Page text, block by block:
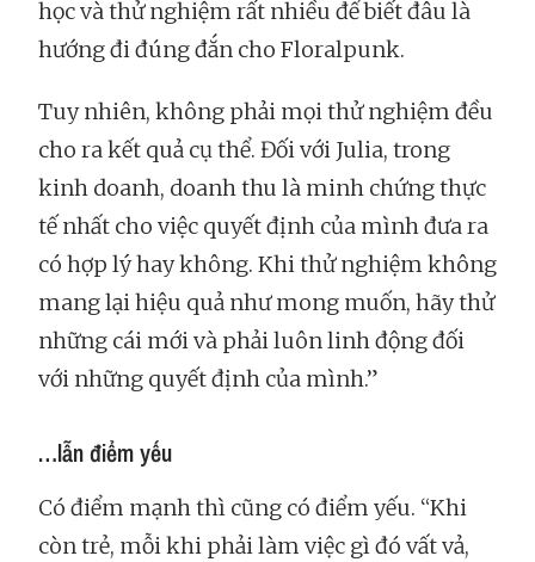
học và thử nghiệm rất nhiều để biết đâu là
hướng đi đúng đắn cho Floralpunk.
Tuy nhiên, không phải mọi thử nghiệm đều
cho ra kết quả cụ thể. Đối với Julia, trong
kinh doanh, doanh thu là minh chứng thực
tế nhất cho việc quyết định của mình đưa ra
có hợp lý hay không. Khi thử nghiệm không
mang lại hiệu quả như mong muốn, hãy thử
những cái mới và phải luôn linh động đối
với những quyết định của mình.”
…lẫn điểm yếu
Có điểm mạnh thì cũng có điểm yếu. “Khi
còn trẻ, mỗi khi phải làm việc gì đó vất vả,